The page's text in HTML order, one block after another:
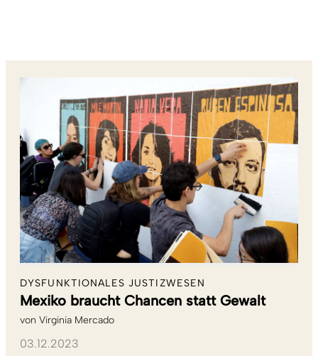
DYSFUNKTIONALES JUSTIZWESEN
Mexiko braucht Chancen statt Gewalt
von Virginia Mercado
03.12.2023